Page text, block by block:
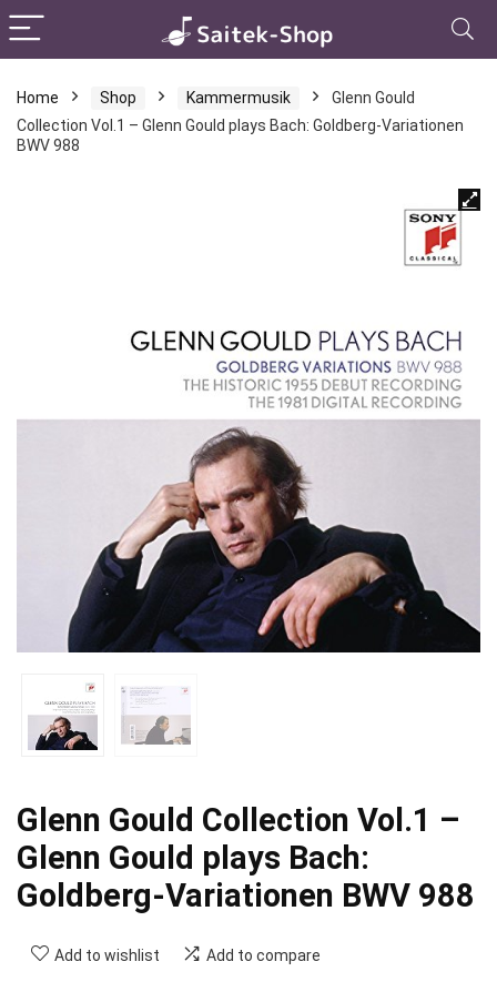
Home Shop Kammermusik
Glenn Gould
Collection Vol.1 – Glenn Gould plays Bach: Goldberg-Variationen
BWV 988
Glenn Gould Collection Vol.1 –
Glenn Gould plays Bach:
Goldberg-Variationen BWV 988
Add to wishlist Add to compare